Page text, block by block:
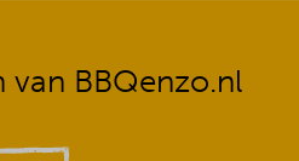
van BBQenzo.nl